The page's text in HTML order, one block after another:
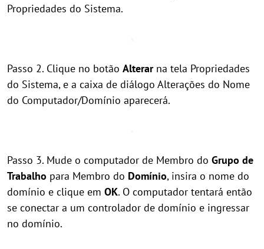
Propriedades do Sistema.
Passo 2. Clique no botão Alterarna tela Propriedades
do Sistema, e a caixa de diálogo Alterações do Nome
do Computador/Domínio aparecerá.
Passo 3. Mude o computador de Membro do Grupo de
Trabalho para Membro do Domínio, insira o nome do
domínio e clique em OK. O computador tentará então
se conectar a um controlador de domínio e ingressar
no domínio.